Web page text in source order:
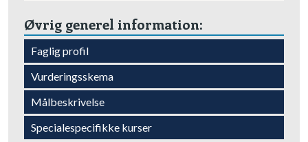
Øvrig generel information:​
Faglig profil​
​Vurderingsskema
​Målbeskrivelse
​Specialespecifikke kurser